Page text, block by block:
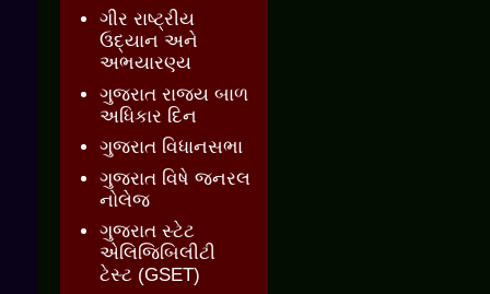
ગીર રાષ્ટ્રીય
ઉદ્યાન અને
અભયારણ્ય
ગુજરાત રાજ્ય બાળ
અધિકાર દિન
ગુજરાત વિધાનસભા
ગુજરાત વિષે જનરલ
નોલેજ
ગુજરાત સ્ટેટ
એલિજિબિલીટી
ટેસ્ટ (GSET)